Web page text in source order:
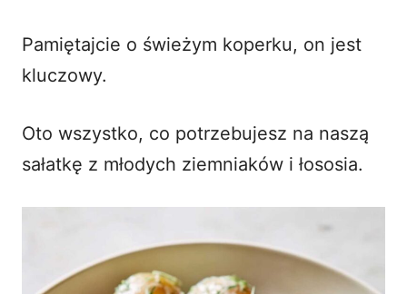
Pamiętajcie o świeżym koperku, on jest
kluczowy.
Oto wszystko, co potrzebujesz na naszą
sałatkę z młodych ziemniaków i łososia.